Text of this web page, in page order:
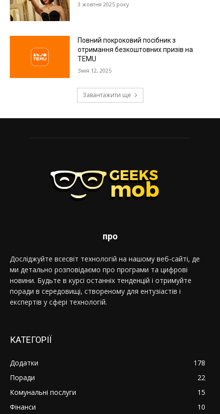
3 жовтня 2025 року
Повний покроковий посібник з
отримання безкоштовних призів на
TEMU
Змія 12, 2025
Завантажити ще
про
Досліджуйте всесвіт технологій на нашому веб-сайті, де
ми детально розповідаємо про програми та цифрові
новини. Будьте в курсі останніх тенденцій і отримуйте
поради в середовищі, створеному для ентузіастів і
експертів у сфері технологій.
КАТЕГОРІЇ
Додатки
178
Поради
22
Комунальні послуги
15
Фінанси
10